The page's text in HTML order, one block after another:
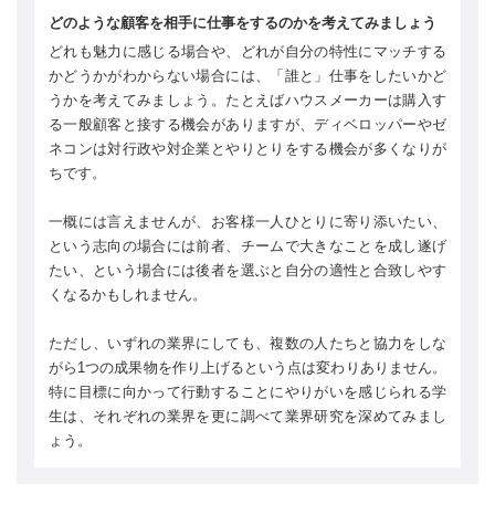
どのような顧客を相手に仕事をするのかを考えてみましょう
どれも魅力に感じる場合や、どれが自分の特性にマッチする
かどうかがわからない場合には、「誰と」仕事をしたいかど
うかを考えてみましょう。たとえばハウスメーカーは購入す
る一般顧客と接する機会がありますが、ディベロッパーやゼ
ネコンは対行政や対企業とやりとりをする機会が多くなりが
ちです。
一概には言えませんが、お客様一人ひとりに寄り添いたい、
という志向の場合には前者、チームで大きなことを成し遂げ
たい、という場合には後者を選ぶと自分の適性と合致しやす
くなるかもしれません。
ただし、いずれの業界にしても、複数の人たちと協力をしな
がら1つの成果物を作り上げるという点は変わりありません。
特に目標に向かって行動することにやりがいを感じられる学
生は、それぞれの業界を更に調べて業界研究を深めてみまし
ょう。